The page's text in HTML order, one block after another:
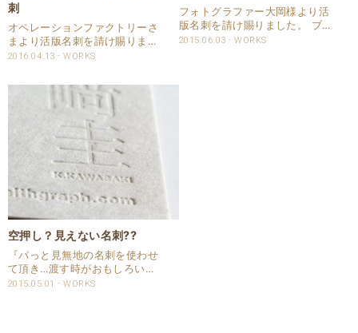
刺
オペレーションファクトリーさ
まより活版名刺を請け賜りまし
た。 用紙は、ブンペルクラフト
活版印刷をしており、片面です
ので印圧目一杯にて印刷してい
ます。 クラフト系の名刺用紙
は、弊社ではモダンク..
2016.04.13 WORKS
フォトグラファー大岡様より活
版名刺を請け賜りました。 ブン
ペル バークに目一杯の印圧で
2015.06.03 WORKS
空押し？見えない名刺??
『パっと見無地の名刺を使わせ
て頂き…渡す時がおもしろい』
とお気に入り頂いている名刺で
2015.05.01 WORKS